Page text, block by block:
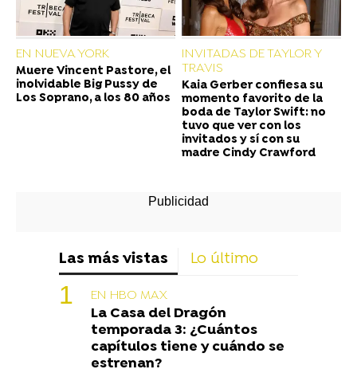
EN NUEVA YORK
Muere Vincent Pastore, el
inolvidable Big Pussy de
Los Soprano, a los 80 años
INVITADAS DE TAYLOR Y
TRAVIS
Kaia Gerber confiesa su
momento favorito de la
boda de Taylor Swift: no
tuvo que ver con los
invitados y sí con su
madre Cindy Crawford
Las más vistas Lo último
EN HBO MAX
La Casa del Dragón
temporada 3: ¿Cuántos
capítulos tiene y cuándo se
estrenan?